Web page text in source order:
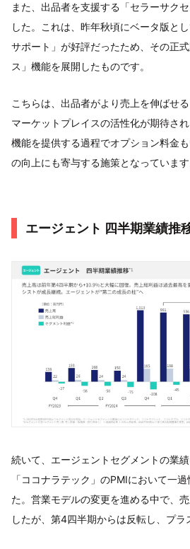
また、出品者を支援する「セラーサク
した。これは、昨年秋頃にベータ版と
サポート」が好評だったため、その正
ス」機能を展開したものです。
こちらは、出品者がより売上を伸ばせ
マーケットプレイスの活性化が期待さ
機能を提供する過程でオプション料金
の向上にも寄与する施策となっています
エージェント 四半期業績推
続いて、エージェントセグメントの業
「ココナラテック」のPMIにおいて一
た。営業モデルの変更を進める中で、
したが、第4四半期からは反転し、プラ